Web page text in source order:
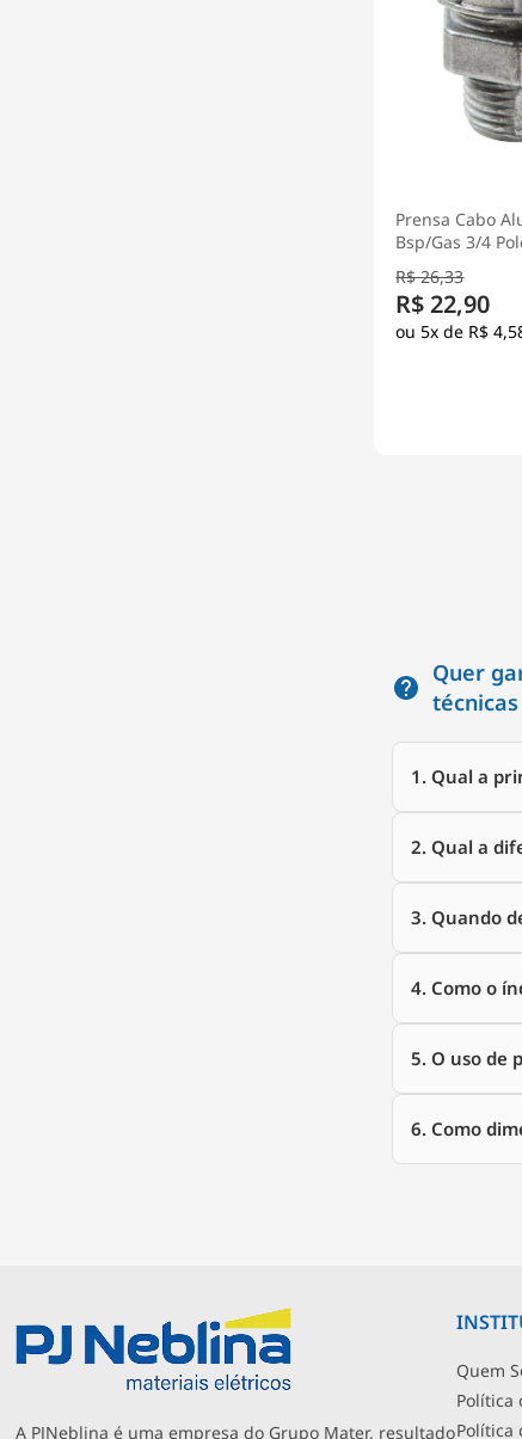
Prensa Cabo
Bsp/Gas 3/4
R$ 26,33
R$ 22,90
5x de R$
Quer
1. Qual a
2. Qual a
3. Quando
4. Como o
5. O uso de
6. Como
A PJNeblina é uma empresa do Grupo Mater, resultado
Quem
Política
Política